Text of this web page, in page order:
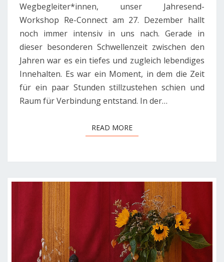
Wegbegleiter*innen, unser Jahresend-
Workshop Re-Connect am 27. Dezember hallt
noch immer intensiv in uns nach. Gerade in
dieser besonderen Schwellenzeit zwischen den
Jahren war es ein tiefes und zugleich lebendiges
Innehalten. Es war ein Moment, in dem die Zeit
für ein paar Stunden stillzustehen schien und
Raum für Verbindung entstand. In der…
READ MOREREAD MORE